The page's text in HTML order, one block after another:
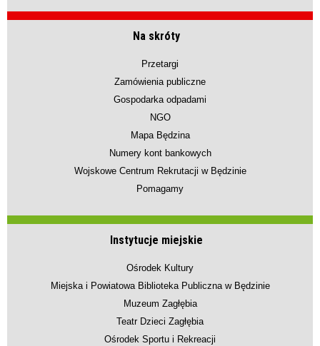
Na skróty
Przetargi
Zamówienia publiczne
Gospodarka odpadami
NGO
Mapa Będzina
Numery kont bankowych
Wojskowe Centrum Rekrutacji w Będzinie
Pomagamy
Instytucje miejskie
Ośrodek Kultury
Miejska i Powiatowa Biblioteka Publiczna w Będzinie
Muzeum Zagłębia
Teatr Dzieci Zagłębia
Ośrodek Sportu i Rekreacji